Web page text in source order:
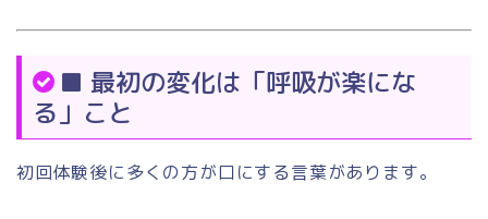
■ 最初の変化は「呼吸が楽にな
る」こと
初回体験後に多くの方が口にする言葉があります。